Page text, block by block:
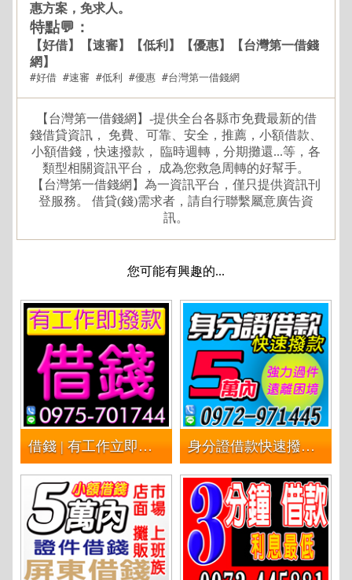
惠方案，免求人。
特點💬：
【好借】【速審】【低利】【優惠】【台灣第一借錢
網】
#好借 #速審 #低利 #優惠 #台灣第一借錢網
【台灣第一借錢網】-提供全台各縣市免費最新的借
錢借貸資訊， 免費、可靠、安全，推薦，小額借款、
小額借錢，快速撥款， 臨時週轉，分期攤還...等，各
類型相關資訊平台， 成為您救急周轉的好幫手。
【台灣第一借錢網】為一資訊平台，僅只提供資訊刊
登服務。 借貸(錢)需求者，請自行聯繫屬意廣告資
訊。
您可能有興趣的...
借錢 | 有工作立即撥款 身分證借款快速撥款快速借錢 | 5萬內 免押證件 免保證人 快速撥款